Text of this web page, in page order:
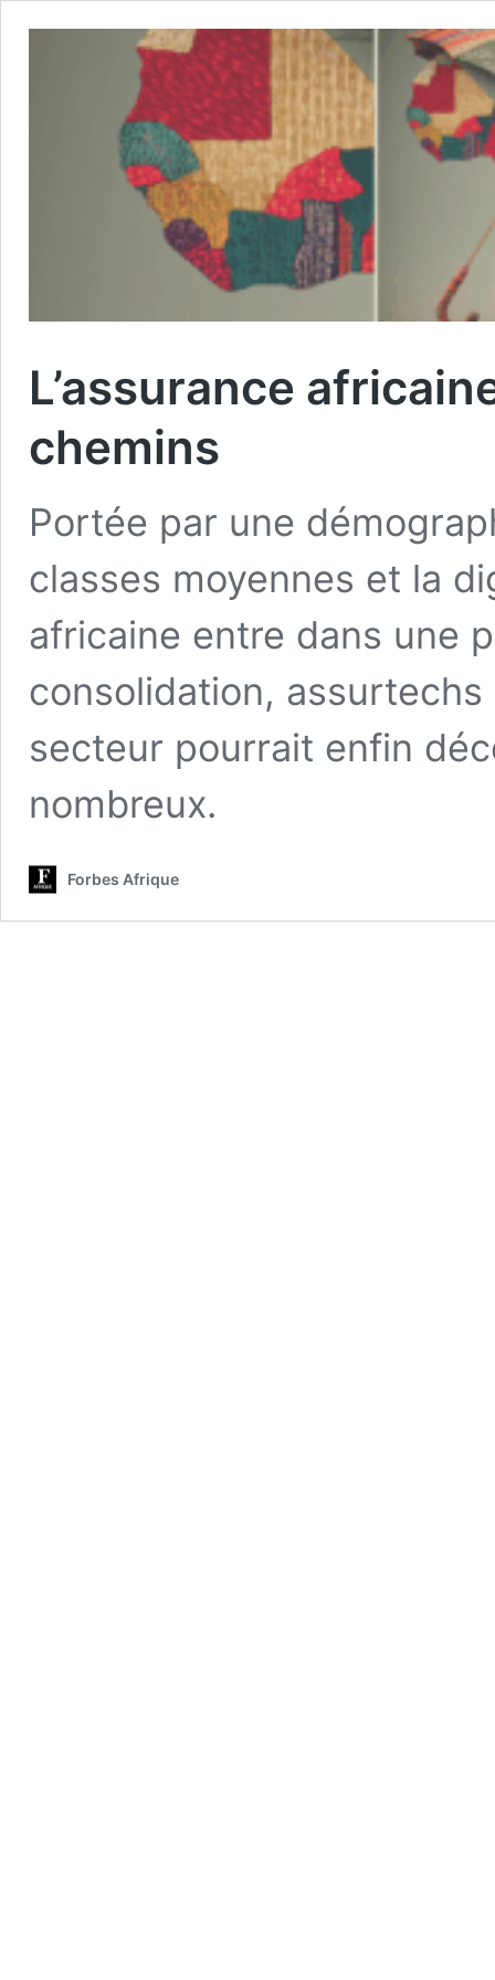
L’assurance
chemins
Portée par une
classes moyennes et la
africaine entre dans une
consolidation,
secteur pourrait enfin
nombreux.
Forbes Afrique